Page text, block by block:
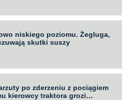
niskiego poziomu. Żegluga,
skutki suszy
po zderzeniu z pociągiem
kierowcy traktora grozi